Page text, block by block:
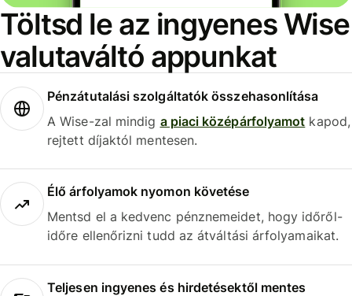
Töltsd le az ingyenes Wise
valutaváltó appunkat
Pénzátutalási szolgáltatók összehasonlítása
A Wise-zal mindig a piaci középárfolyamot kapod,
rejtett díjaktól mentesen.
Élő árfolyamok nyomon követése
Mentsd el a kedvenc pénznemeidet, hogy időről-
időre ellenőrizni tudd az átváltási árfolyamaikat.
Teljesen ingyenes és hirdetésektől mentes